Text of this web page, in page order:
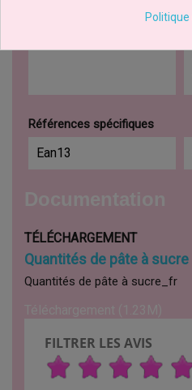
Références spécifiques
Ean13
TÉLÉCHARGEMENT
Quantités de pâte à sucre
Quantités de pâte à sucre_fr
FILTRER LES AVIS
Politique